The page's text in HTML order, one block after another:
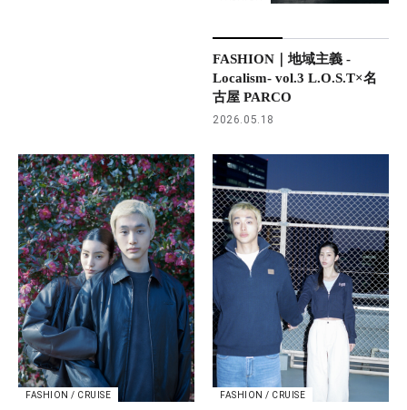
FASHION｜地域主義 -
Localism- vol.3 L.O.S.T×名
古屋 PARCO
2026.05.18
FASHION / CRUISE FASHION / CRUISE